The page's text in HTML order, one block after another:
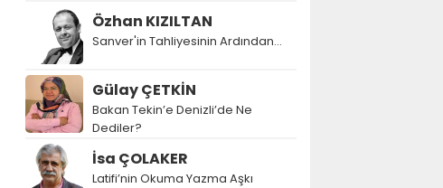
Özhan KIZILTAN
Sanver'in Tahliyesinin Ardından…
Gülay ÇETKİN
Bakan Tekin’e Denizli’de Ne
Dediler?
İsa ÇOLAKER
Latifi’nin Okuma Yazma Aşkı